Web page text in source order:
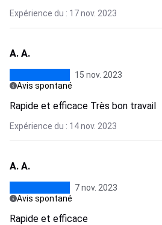
Expérience du : 17 nov. 2023
A. A.
15 nov. 2023
Avis spontané
Rapide et efficace Très bon travail
Expérience du : 14 nov. 2023
A. A.
7 nov. 2023
Avis spontané
Rapide et efficace